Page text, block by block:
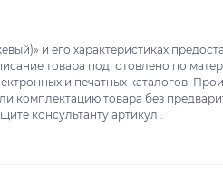
и его характеристиках
товара подготовлено по
и печатных каталогов.
комплектацию товара без
консультанту артикул .